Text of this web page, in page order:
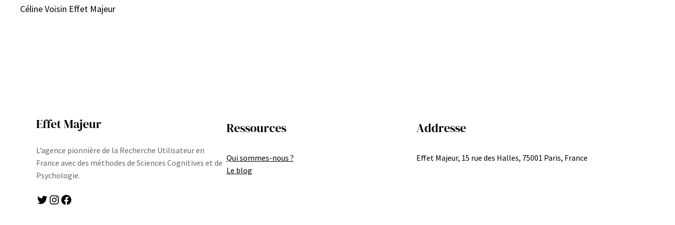
Céline Voisin Effet Majeur
Effet Majeur
L’agence pionnière de la Recherche Utilisateur en
France avec des méthodes de Sciences Cognitives et de
Psychologie.
Twitter Instagram Facebook
Ressources
Qui sommes-nous ?
Le blog
Addresse
Effet Majeur, 15 rue des Halles, 75001 Paris, France